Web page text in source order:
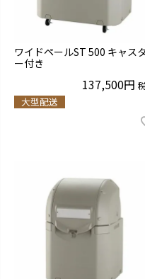
ワイドペールST 500 キャスタ
ー付き
137,500
大型配送